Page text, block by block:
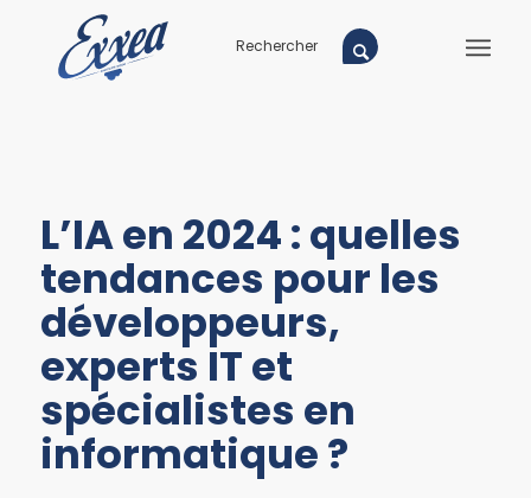
L’IA en 2024 : quelles
tendances pour les
développeurs,
experts IT et
spécialistes en
informatique ?